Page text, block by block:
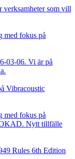
som vill
med fokus på
03-06. Vi är på
Vibracoustic
med fokus på
Nytt tillfälle
Rules 6th Edition